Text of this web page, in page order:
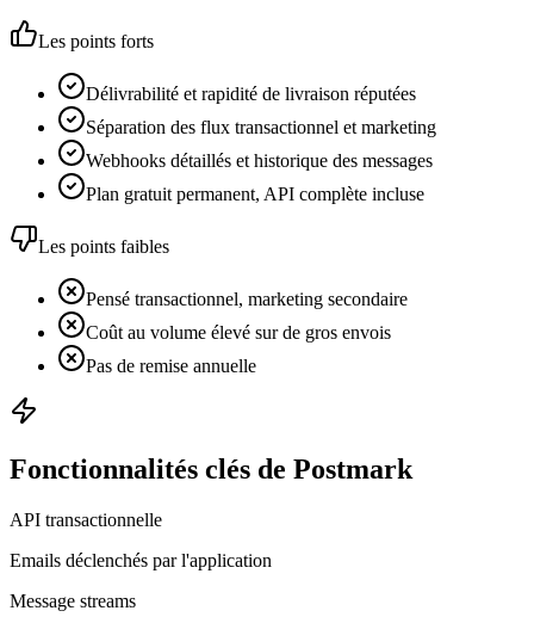
Les points forts
Délivrabilité et rapidité de livraison réputées
Séparation des flux transactionnel et marketing
Webhooks détaillés et historique des messages
Plan gratuit permanent, API complète incluse
Les points faibles
Pensé transactionnel, marketing secondaire
Coût au volume élevé sur de gros envois
Pas de remise annuelle
Fonctionnalités clés de Postmark
API transactionnelle
Emails déclenchés par l'application
Message streams